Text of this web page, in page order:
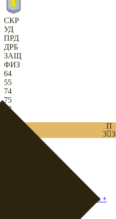
СКР
УД
ПРД
ДРБ
ЗАЩ
ФИЗ
64
55
74
75
83
П
33
Оттянутый плеймейкер +